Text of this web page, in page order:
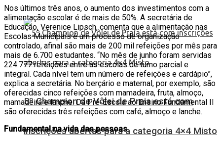
5º Champion de Vôlei de Praia está com
inscrições abertas para a categoria 4×4 Misto
Nos últimos três anos, o aumento dos investimentos com a
alimentação escolar é de mais de 50%. A secretária de
Educação, Verenice Lipsch, comenta que a alimentação nas
Escolas Municipais é um processo de organização
controlado, afinal são mais de 200 mil refeições por mês para
mais de 6.700 estudantes. “No mês de junho foram servidas
224.777 refeições entre as escolas de turno parcial e
integral. Cada nível tem um número de refeições e cardápio”,
explica a secretária. No berçário e maternal, por exemplo, são
oferecidas cinco refeições com mamadeira, fruta, almoço,
mamadeira e lanche. Da Pré-Escola ao Ensino Fundamental II
são oferecidas três refeições com café, almoço e lanche.
Fundamental na vida das pessoas